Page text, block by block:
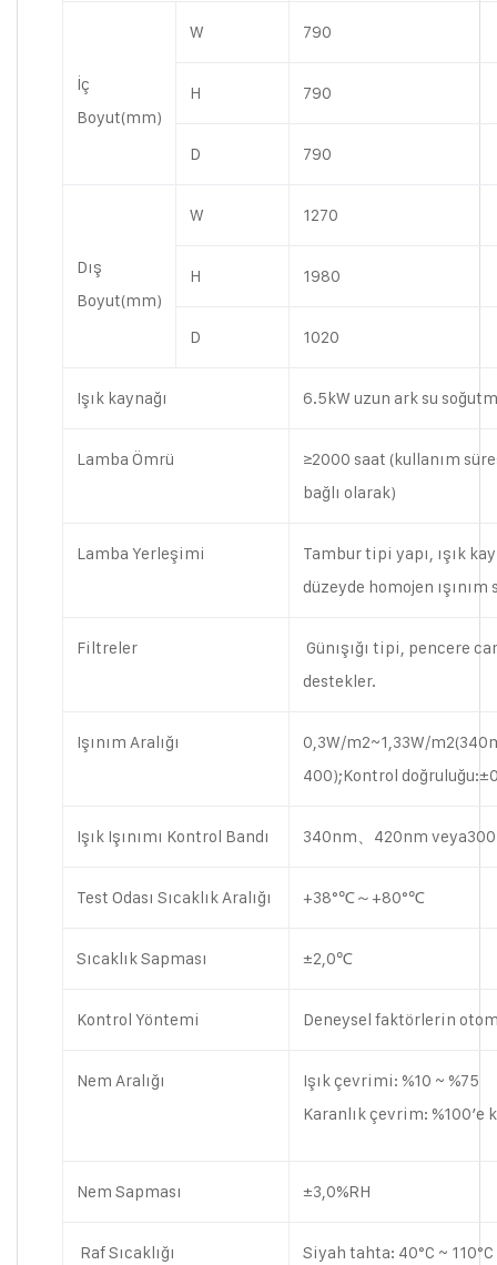
İç
Boyut(mm)
W 790
H 790
D 790
Dış
Boyut(mm)
W 1270
H 1980
D 1020
Işık kaynağı 6.5kW uzun ark su
Lamba Ömrü
≥2000 saat (kullanım
bağlı olarak)
Lamba Yerleşimi
Tambur tipi yapı, ışık
düzeyde homojen ışınım
Filtreler
Günışığı tipi, pencere
destekler.
Işınım Aralığı
0,3W/m2~1,33W/
400);Kontrol
Işık Işınımı Kontrol Bandı 340nm、420nm
Test Odası Sıcaklık Aralığı +38°℃～+80°℃
Sıcaklık Sapması ±2,0℃
Kontrol Yöntemi Deneysel faktörlerin
Nem Aralığı
Işık çevrimi: %10 ~ %75
Karanlık çevrim: %100’e
Nem Sapması ±3,0%RH
Raf Sıcaklığı Siyah tahta: 40°C ~ 110°C